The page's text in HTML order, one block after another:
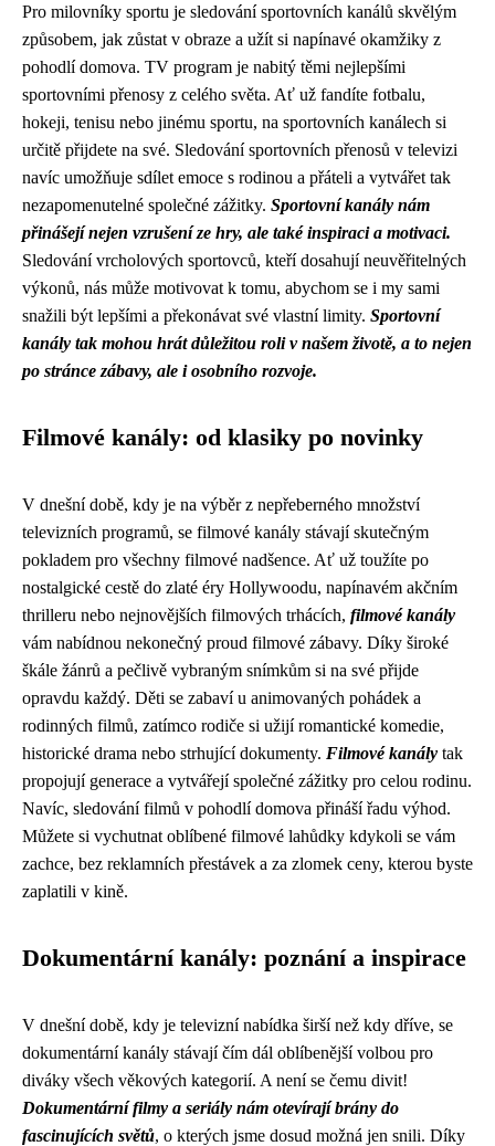
Pro milovníky sportu je sledování sportovních kanálů skvělým
způsobem, jak zůstat v obraze a užít si napínavé okamžiky z
pohodlí domova. TV program je nabitý těmi nejlepšími
sportovními přenosy z celého světa. Ať už fandíte fotbalu,
hokeji, tenisu nebo jinému sportu, na sportovních kanálech si
určitě přijdete na své. Sledování sportovních přenosů v televizi
navíc umožňuje sdílet emoce s rodinou a přáteli a vytvářet tak
nezapomenutelné společné zážitky. Sportovní kanály nám
přinášejí nejen vzrušení ze hry, ale také inspiraci a motivaci.
Sledování vrcholových sportovců, kteří dosahují neuvěřitelných
výkonů, nás může motivovat k tomu, abychom se i my sami
snažili být lepšími a překonávat své vlastní limity. Sportovní
kanály tak mohou hrát důležitou roli v našem životě, a to nejen
po stránce zábavy, ale i osobního rozvoje.
Filmové kanály: od klasiky po novinky
V dnešní době, kdy je na výběr z nepřeberného množství
televizních programů, se filmové kanály stávají skutečným
pokladem pro všechny filmové nadšence. Ať už toužíte po
nostalgické cestě do zlaté éry Hollywoodu, napínavém akčním
thrilleru nebo nejnovějších filmových trhácích, filmové kanály
vám nabídnou nekonečný proud filmové zábavy. Díky široké
škále žánrů a pečlivě vybraným snímkům si na své přijde
opravdu každý. Děti se zabaví u animovaných pohádek a
rodinných filmů, zatímco rodiče si užijí romantické komedie,
historické drama nebo strhující dokumenty. Filmové kanály tak
propojují generace a vytvářejí společné zážitky pro celou rodinu.
Navíc, sledování filmů v pohodlí domova přináší řadu výhod.
Můžete si vychutnat oblíbené filmové lahůdky kdykoli se vám
zachce, bez reklamních přestávek a za zlomek ceny, kterou byste
zaplatili v kině.
Dokumentární kanály: poznání a inspirace
V dnešní době, kdy je televizní nabídka širší než kdy dříve, se
dokumentární kanály stávají čím dál oblíbenější volbou pro
diváky všech věkových kategorií. A není se čemu divit!
Dokumentární filmy a seriály nám otevírají brány do
fascinujících světů, o kterých jsme dosud možná jen snili. Díky